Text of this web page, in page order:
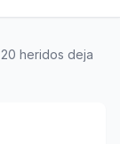
heridos deja